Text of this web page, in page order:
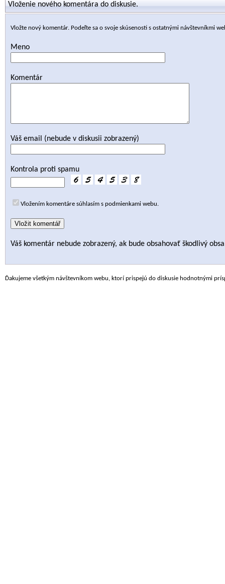
Vloženie nového komentára do diskusie.
Vložte nový komentár. Podeľte sa o svoje skúsenosti s ostatnými návštevníkmi
Meno
Komentár
Váš email (nebude v diskusii zobrazený)
Kontrola proti spamu
Vložením komentáre súhlasím s podmienkami webu.
Váš komentár nebude zobrazený, ak bude obsahovať škodlivý
Ďakujeme všetkým návštevníkom webu, ktorí prispejú do diskusie hodnotnými